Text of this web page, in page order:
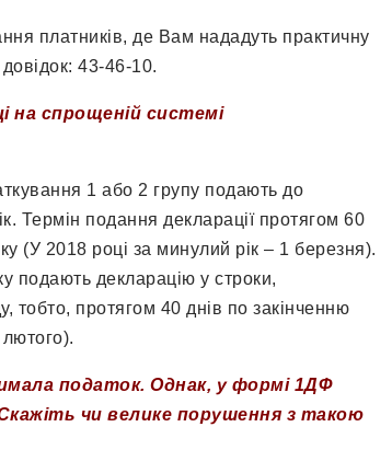
платників, де Вам нададуть практичну
43-46-10.
на спрощеній системі
1 або 2 групу подають до
Термін подання декларації протягом 60
(У 2018 році за минулий рік – 1 березня).
подають декларацію у строки,
тобто, протягом 40 днів по закінченню
лютого).
податок. Однак, у формі 1ДФ
чи велике порушення з такою